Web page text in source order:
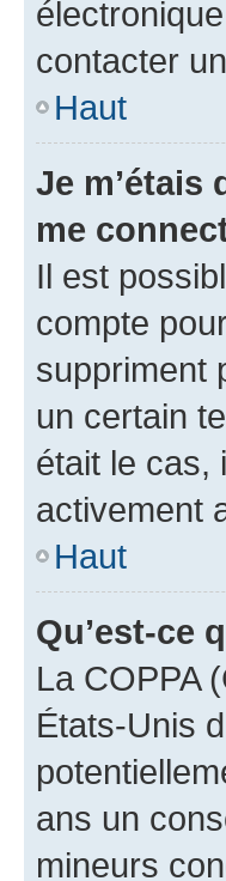
contacter
Haut
Je m’étais
me
Il est
compte
suppriment
un certain
était le cas,
activement
Haut
Qu’est-ce
La COPPA
États-Unis
ans un
mineurs